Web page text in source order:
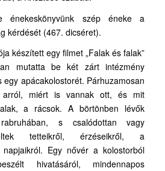
szép éneke a
kérdését (467. dicséret).
készített egy filmet „Falak és falak”
mutatta be két zárt intézmény
apácakolostorét. Párhuzamosan
arról, miért is vannak ott, és mit
a rácsok. A börtönben lévők
s csalódottan vagy
tetteikről, érzéseik­ről, a
napjaikról. Egy nővér a kolostorból
hivatásáról, mindennapos